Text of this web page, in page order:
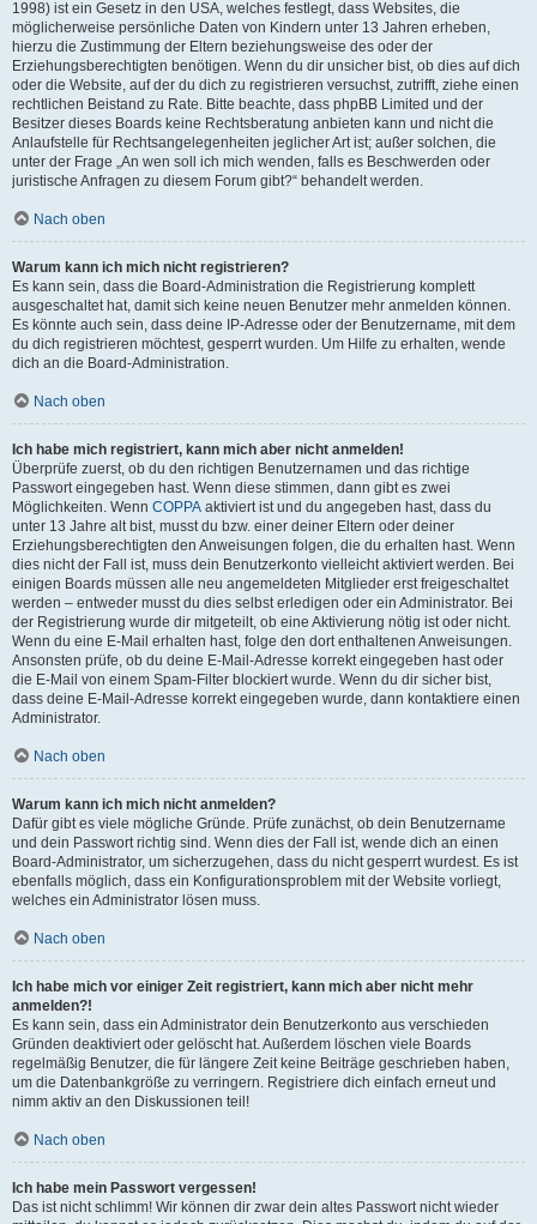
1998) ist ein Gesetz in den USA, welches festlegt, dass Websites, die
möglicherweise persönliche Daten von Kindern unter 13 Jahren erheben,
hierzu die Zustimmung der Eltern beziehungsweise des oder der
Erziehungsberechtigten benötigen. Wenn du dir unsicher bist, ob dies auf dich
oder die Website, auf der du dich zu registrieren versuchst, zutrifft, ziehe einen
rechtlichen Beistand zu Rate. Bitte beachte, dass phpBB Limited und der
Besitzer dieses Boards keine Rechtsberatung anbieten kann und nicht die
Anlaufstelle für Rechtsangelegenheiten jeglicher Art ist; außer solchen, die
unter der Frage „An wen soll ich mich wenden, falls es Beschwerden oder
juristische Anfragen zu diesem Forum gibt?“ behandelt werden.
Nach oben
Warum kann ich mich nicht registrieren?
Es kann sein, dass die Board-Administration die Registrierung komplett
ausgeschaltet hat, damit sich keine neuen Benutzer mehr anmelden können.
Es könnte auch sein, dass deine IP-Adresse oder der Benutzername, mit dem
du dich registrieren möchtest, gesperrt wurden. Um Hilfe zu erhalten, wende
dich an die Board-Administration.
Nach oben
Ich habe mich registriert, kann mich aber nicht anmelden!
Überprüfe zuerst, ob du den richtigen Benutzernamen und das richtige
Passwort eingegeben hast. Wenn diese stimmen, dann gibt es zwei
Möglichkeiten. Wenn COPPA aktiviert ist und du angegeben hast, dass du
unter 13 Jahre alt bist, musst du bzw. einer deiner Eltern oder deiner
Erziehungsberechtigten den Anweisungen folgen, die du erhalten hast. Wenn
dies nicht der Fall ist, muss dein Benutzerkonto vielleicht aktiviert werden. Bei
einigen Boards müssen alle neu angemeldeten Mitglieder erst freigeschaltet
werden – entweder musst du dies selbst erledigen oder ein Administrator. Bei
der Registrierung wurde dir mitgeteilt, ob eine Aktivierung nötig ist oder nicht.
Wenn du eine E-Mail erhalten hast, folge den dort enthaltenen Anweisungen.
Ansonsten prüfe, ob du deine E-Mail-Adresse korrekt eingegeben hast oder
die E-Mail von einem Spam-Filter blockiert wurde. Wenn du dir sicher bist,
dass deine E-Mail-Adresse korrekt eingegeben wurde, dann kontaktiere einen
Administrator.
Nach oben
Warum kann ich mich nicht anmelden?
Dafür gibt es viele mögliche Gründe. Prüfe zunächst, ob dein Benutzername
und dein Passwort richtig sind. Wenn dies der Fall ist, wende dich an einen
Board-Administrator, um sicherzugehen, dass du nicht gesperrt wurdest. Es ist
ebenfalls möglich, dass ein Konfigurationsproblem mit der Website vorliegt,
welches ein Administrator lösen muss.
Nach oben
Ich habe mich vor einiger Zeit registriert, kann mich aber nicht mehr
anmelden?!
Es kann sein, dass ein Administrator dein Benutzerkonto aus verschieden
Gründen deaktiviert oder gelöscht hat. Außerdem löschen viele Boards
regelmäßig Benutzer, die für längere Zeit keine Beiträge geschrieben haben,
um die Datenbankgröße zu verringern. Registriere dich einfach erneut und
nimm aktiv an den Diskussionen teil!
Nach oben
Ich habe mein Passwort vergessen!
Das ist nicht schlimm! Wir können dir zwar dein altes Passwort nicht wieder